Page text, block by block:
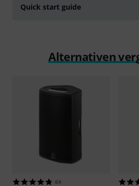
Quick start guide
Alternativen
64